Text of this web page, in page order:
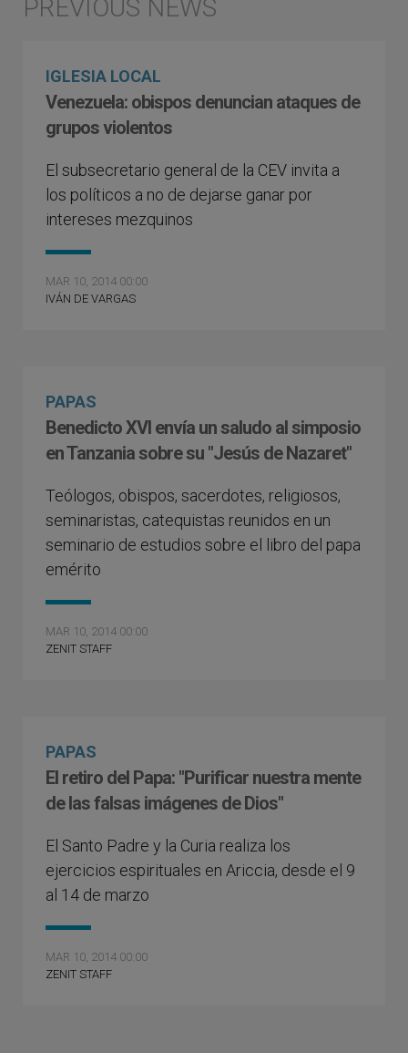
IGLESIA LOCAL
Venezuela: obispos denuncian ataques de
grupos violentos
El subsecretario general de la CEV invita a
los políticos a no de dejarse ganar por
intereses mezquinos
MAR 10, 2014 00:00
IVÁN DE VARGAS
PAPAS
Benedicto XVI envía un saludo al simposio
en Tanzania sobre su "Jesús de Nazaret"
Teólogos, obispos, sacerdotes, religiosos,
seminaristas, catequistas reunidos en un
seminario de estudios sobre el libro del papa
emérito
MAR 10, 2014 00:00
ZENIT STAFF
PAPAS
El retiro del Papa: "Purificar nuestra mente
de las falsas imágenes de Dios"
El Santo Padre y la Curia realiza los
ejercicios espirituales en Ariccia, desde el 9
al 14 de marzo
MAR 10, 2014 00:00
ZENIT STAFF